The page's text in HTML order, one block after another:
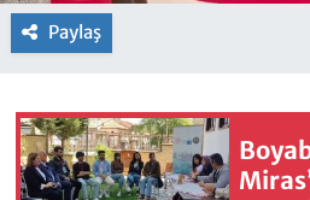
Paylaş